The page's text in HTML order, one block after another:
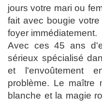
jours votre mari ou
fait avec bougie
foyer immédiatement.
Avec ces 45 ans
sérieux spécialisé
et l'envoûtement
problème. Le maître
blanche et la magie